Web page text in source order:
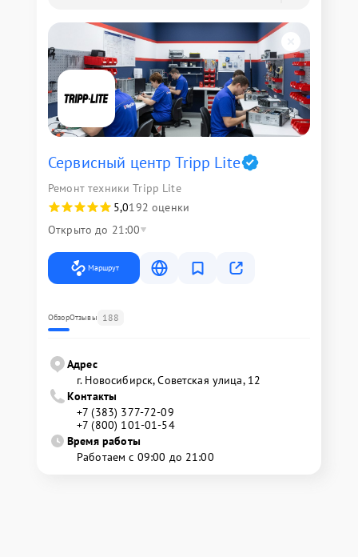
Сервисный центр Tripp Lite
Ремонт техники Tripp Lite
5,0192 оценки
Открыто до 21:00
Маршрут
ОбзорОтзывы 188
Адрес
г. Новосибирск, Советская улица, 12
Контакты
+7 (383) 377-72-09
+7 (800) 101-01-54
Время работы
Работаем с 09:00 до 21:00